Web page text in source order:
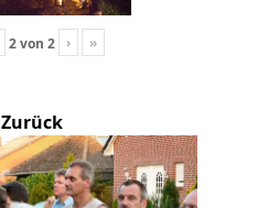
2von 2 › »
Zurück